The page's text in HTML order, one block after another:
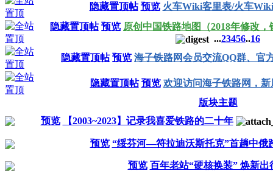
隐藏置顶帖 预览 火车Wiki客里表/火车
隐藏置顶帖 预览 原创中国铁路地图（2018年修改
...23456..16
隐藏置顶帖 预览 海子铁路网会员交流QQ群、官
隐藏置顶帖 预览 欢迎访问海子铁路网，
版块主题
预览
【2003~2023】记录我喜爱铁路的二十年
预览 “绥芬河—符拉迪沃斯托克”首趟中俄
预览 百年老站“硬核换装” 焕新出